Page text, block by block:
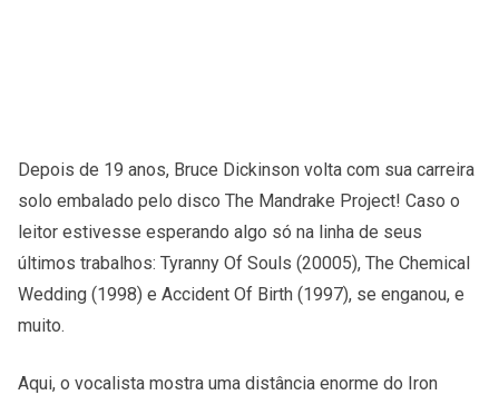
Depois de 19 anos, Bruce Dickinson volta com sua carreira
solo embalado pelo disco The Mandrake Project! Caso o
leitor estivesse esperando algo só na linha de seus
últimos trabalhos: Tyranny Of Souls (20005), The Chemical
Wedding (1998) e Accident Of Birth (1997), se enganou, e
muito.
Aqui, o vocalista mostra uma distância enorme do Iron